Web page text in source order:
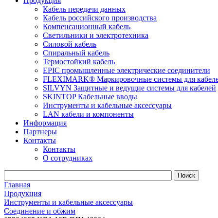
Кабель передачи данных
Кабель российского производства
Компенсационный кабель
Светильники и электротехника
Силовой кабель
Спиральный кабель
Термостойкий кабель
EPIC промышленные электрические соединители
FLEXIMARK® Маркировочные системы для
SILVYN Защитные и ведущие системы для кабелей
SKINTOP Кабельные вводы
Инструменты и кабельные аксессуары
LAN кабели и компоненты
Информация
Партнеры
Контакты
Контакты
О сотрудниках
Главная
Продукция
Инструменты и кабельные аксессуары
Соединение и обжим